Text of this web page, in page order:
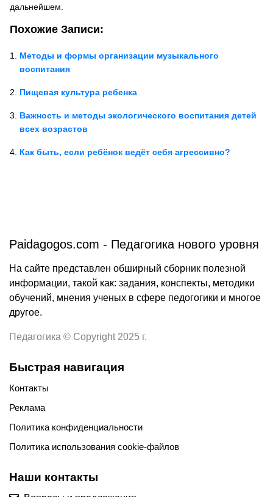
дальнейшем.
Похожие Записи:
Методы и формы организации музыкального
воспитания
Пищевая культура ребенка
Важность и методы экологического воспитания детей
всех возрастов
Как быть, если ребёнок ведёт себя агрессивно?
Paidagogos.com - Педагогика нового уровня
На сайте представлен обширный сборник полезной
информации, такой как: задания, конспекты, методики
обучений, мнения ученых в сфере педогогики и многое
другое.
Педагогика © Copyright 2025 г.
Быстрая навигация
Контакты
Реклама
Политика конфиденциальности
Политика использования cookie-файлов
Наши контакты